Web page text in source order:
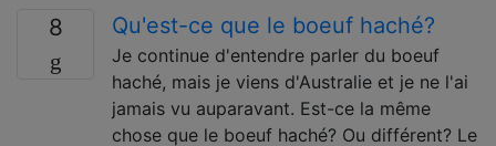
8 Qu'est-ce que le boeuf haché?
Je continue d'entendre parler du boeuf
haché, mais je viens d'Australie et je ne l'ai
jamais vu auparavant. Est-ce la même
chose que le boeuf haché? Ou différent? Le